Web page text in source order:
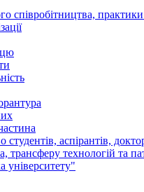
співробітництва, практики
студентів, аспірантів,
трансферу технологій та
університету"